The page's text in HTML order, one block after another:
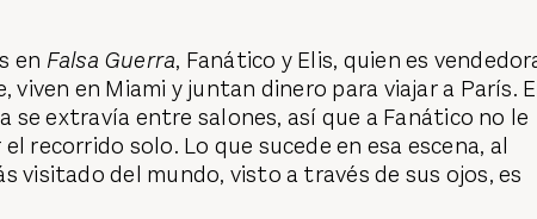
en Falsa Guerra, Fanático y Elis, quien es
viven en Miami y juntan dinero para viajar a París.
se extravía entre salones, así que a Fanático no le
recorrido solo. Lo que sucede en esa escena, al
visitado del mundo, visto a través de sus ojos, es